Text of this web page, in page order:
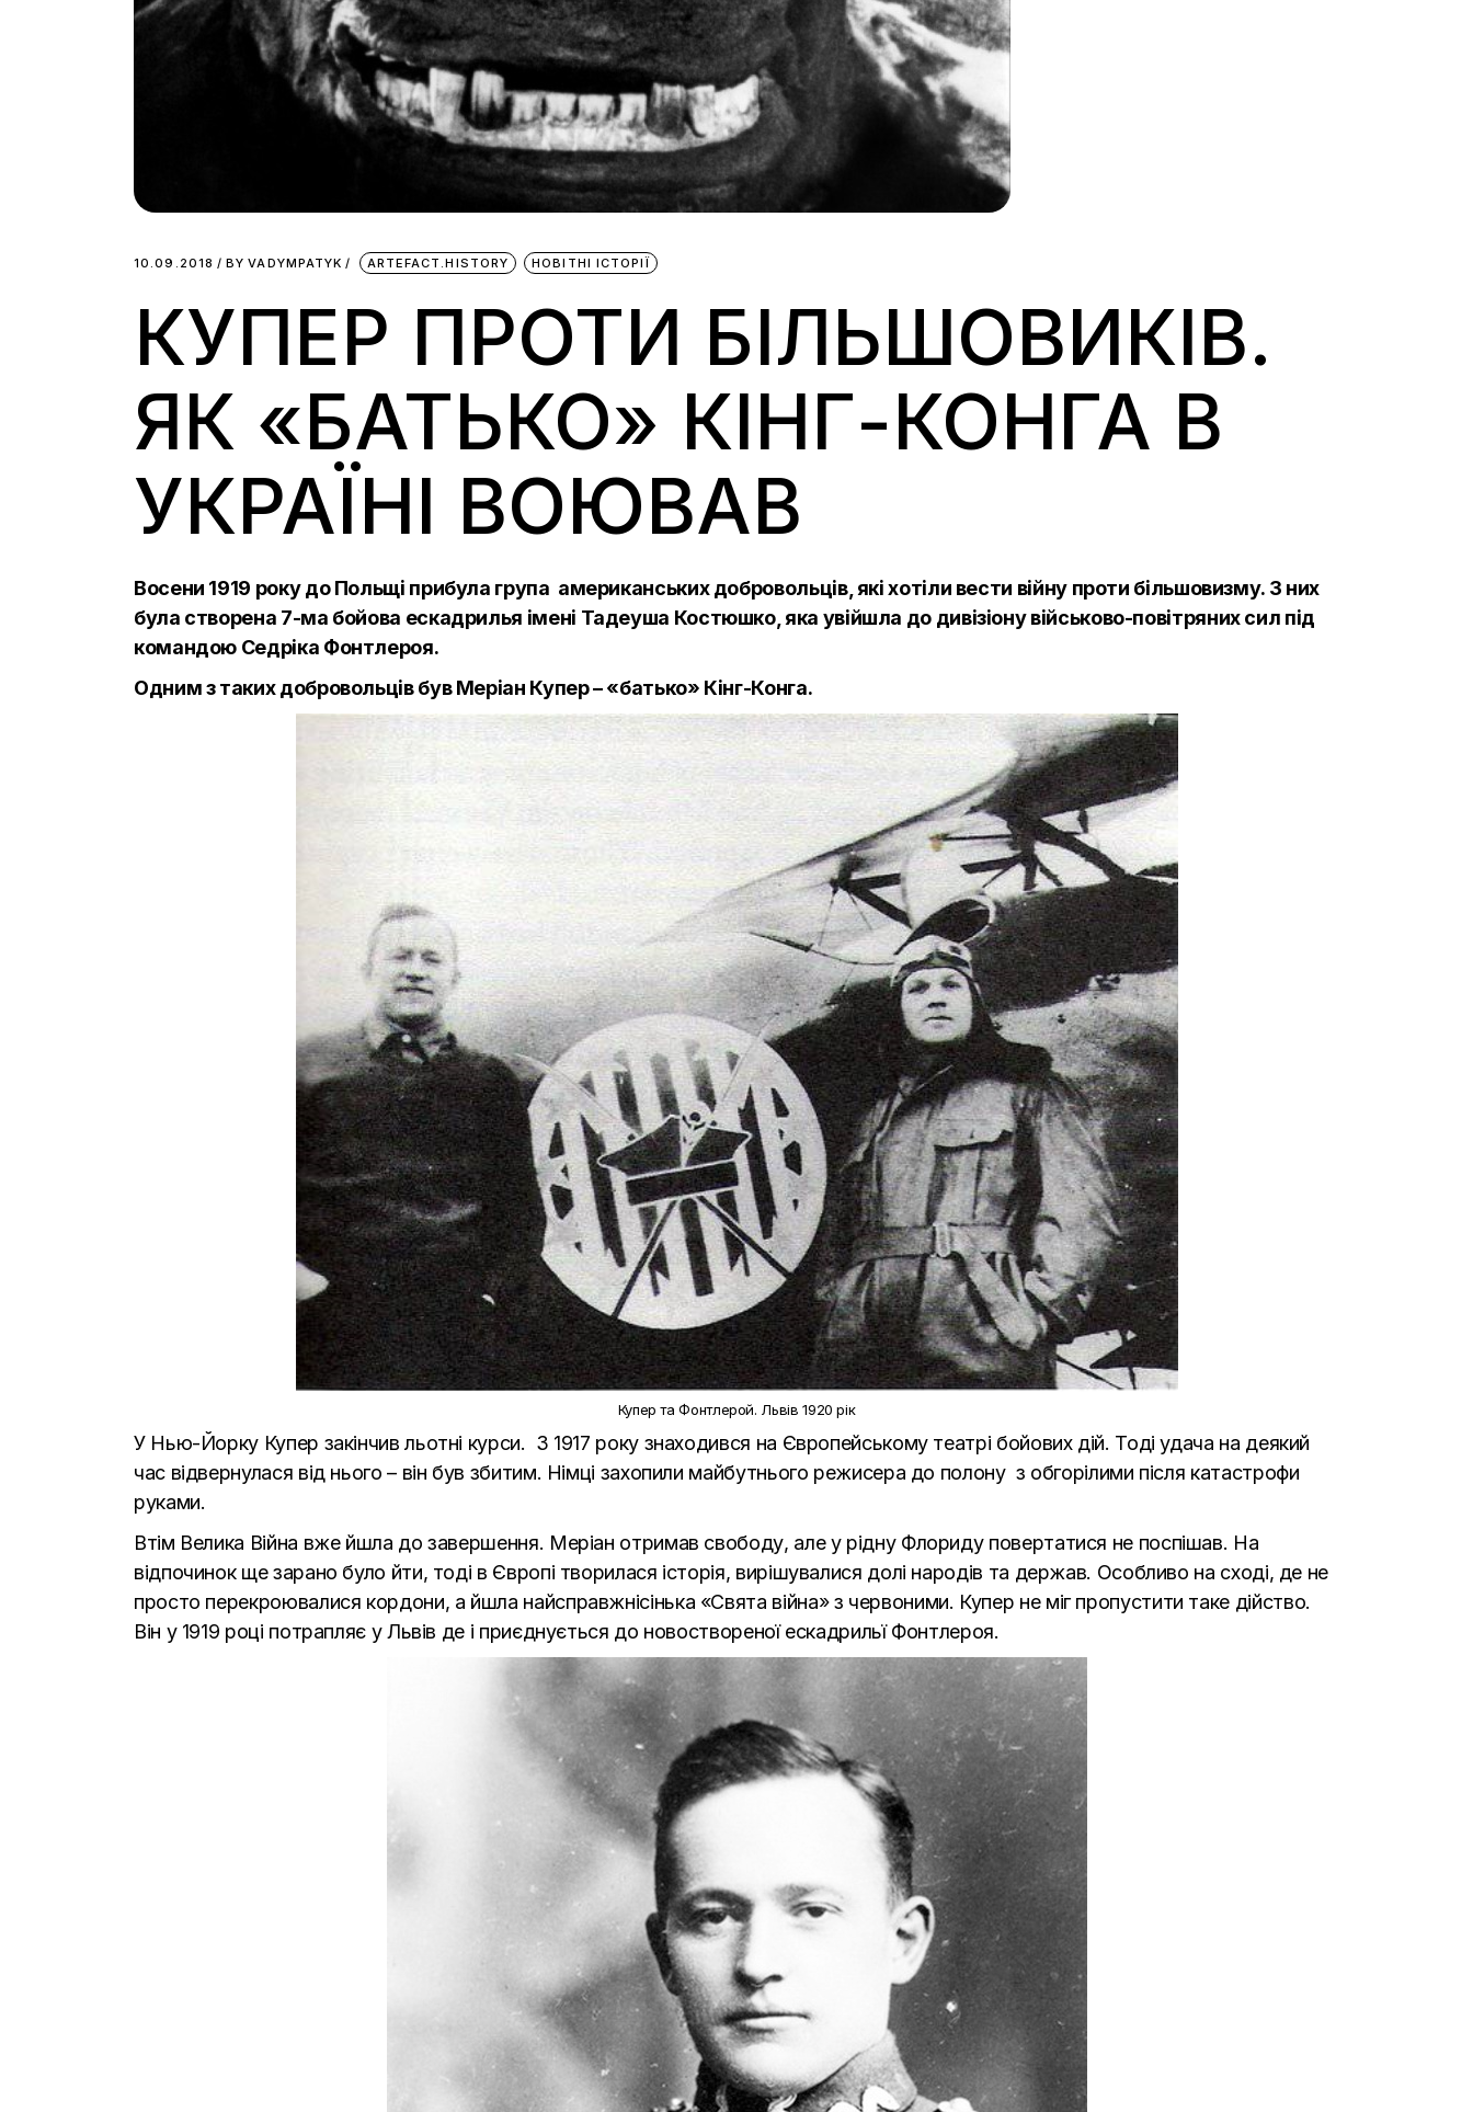
10.09.2018 BY VADYMPATYK ARTEFACT.HISTORY НОВІТНІ ІСТОРІЇ
КУПЕР ПРОТИ БІЛЬШОВИКІВ.
ЯК «БАТЬКО» КІНГ-КОНГА В
УКРАЇНІ ВОЮВАВ
Восени 1919 року до Польщі прибула група американських добровольців, які хотіли вести війну проти більшовизму. З них
була створена 7-ма бойова ескадрилья імені Тадеуша Костюшко, яка увійшла до дивізіону військово-повітряних сил під
командою Седріка Фонтлероя.
Одним з таких добровольців був Меріан Купер – «батько» Кінг-Конга.
Купер та Фонтлерой. Львів 1920 рік
У Нью-Йорку Купер закінчив льотні курси. З 1917 року знаходився на Європейському театрі бойових дій. Тоді удача на деякий
час відвернулася від нього – він був збитим. Німці захопили майбутнього режисера до полону з обгорілими після катастрофи
руками.
Втім Велика Війна вже йшла до завершення. Меріан отримав свободу, але у рідну Флориду повертатися не поспішав. На
відпочинок ще зарано було йти, тоді в Європі творилася історія, вирішувалися долі народів та держав. Особливо на сході, де не
просто перекроювалися кордони, а йшла найсправжнісінька «Свята війна» з червоними. Купер не міг пропустити таке дійство.
Він у 1919 році потрапляє у Львів де і приєднується до новоствореної ескадрильї Фонтлероя.